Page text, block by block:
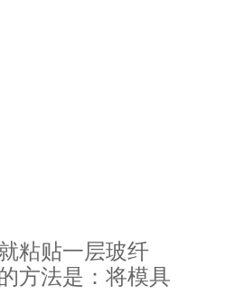
粘贴一层玻纤
方法是：将模具